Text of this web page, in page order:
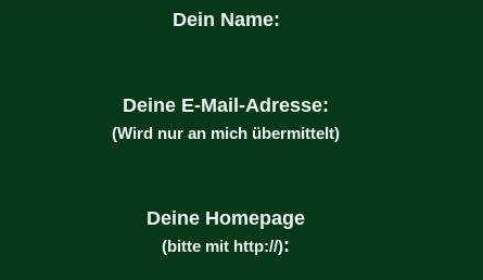
Dein Name:
Deine E-Mail-Adresse:
(Wird nur an mich übermittelt)
Deine Homepage
(bitte mit http://):